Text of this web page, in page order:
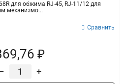
для обжима RJ-45, RJ-11/12 для
механизмо...
Сравнить
₽
+